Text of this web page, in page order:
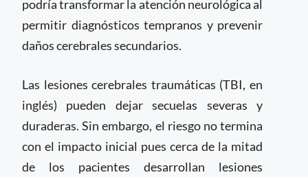
podría transformar la atención neurológica al
permitir diagnósticos tempranos y prevenir
daños cerebrales secundarios.
Las lesiones cerebrales traumáticas (TBI, en
inglés) pueden dejar secuelas severas y
duraderas. Sin embargo, el riesgo no termina
con el impacto inicial pues cerca de la mitad
de los pacientes desarrollan lesiones